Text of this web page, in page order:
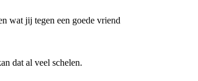
wat jij tegen een goede vriend
dat al veel schelen.